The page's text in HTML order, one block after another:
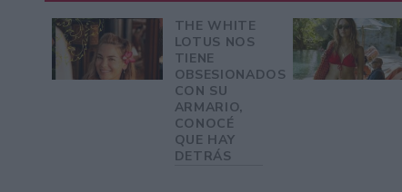
THE WHITE
LOTUS NOS
TIENE
OBSESIONADOS
CON SU
ARMARIO,
CONOCÉ
QUE HAY
DETRÁS